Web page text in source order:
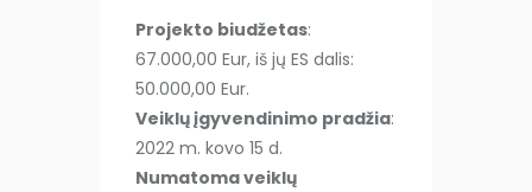
Projekto biudžetas:
67.000,00 Eur, iš jų ES dalis:
50.000,00 Eur.
Veiklų įgyvendinimo pradžia:
2022 m. kovo 15 d.
Numatoma veiklų